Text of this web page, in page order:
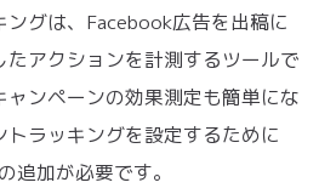
グは、Facebook広告を出稿に
アクションを計測するツールで
ンペーンの効果測定も簡単にな
トラッキングを設定するために
追加が必要です。